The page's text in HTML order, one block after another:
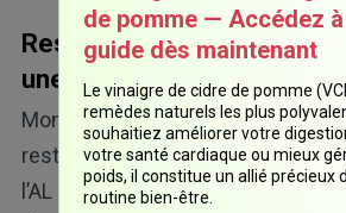
Restaurer le terrain de
une stratégie à faible AL
Mon article décrit un cadre
restauration du terrain », qui
l’AL avec une réintroduction
de pomme — Accédez
guide dès maintenant
Le vinaigre de cidre de pomme
remèdes naturels les plus
souhaitiez améliorer votre
votre santé cardiaque ou mieux
poids, il constitue un allié précieux
routine bien-être.